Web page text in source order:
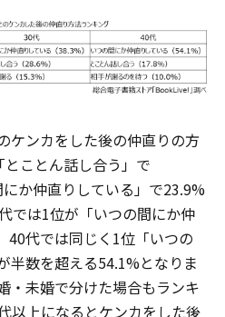
ケンカをした後の仲直りの方
ことん話し合う」で
か仲直りしている」で23.9%
では1位が「いつの間にか仲
40代では同じく1位「いつの
半数を超える54.1%となりま
・未婚で分けた場合もランキ
以上になるとケンカをした後